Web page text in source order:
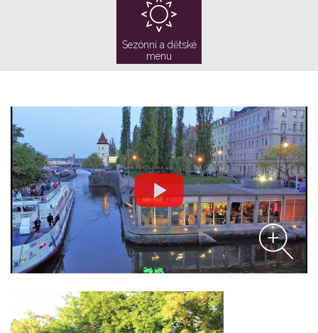
Sezónní a dětské
menu